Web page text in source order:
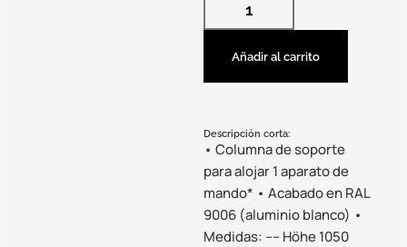
Añadir al carrito
Descripción corta:
• Columna de soporte
para alojar 1 aparato de
mando* • Acabado en RAL
9006 (aluminio blanco) •
Medidas: –– Höhe 1050